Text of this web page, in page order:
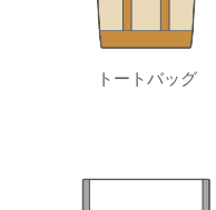
トートバッグ